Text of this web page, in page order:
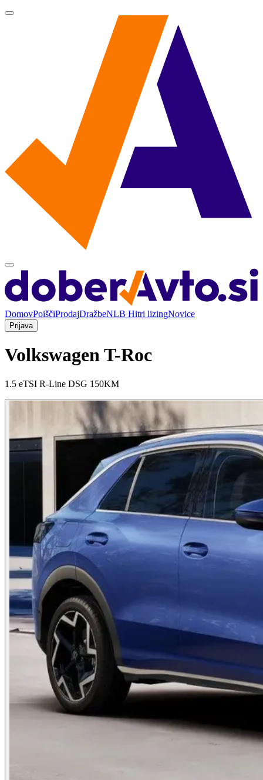
DomovPoiščiProdajDražbeNLB Hitri lizingNovice
Prijava
Volkswagen T-Roc
1.5 eTSI R-Line DSG 150KM